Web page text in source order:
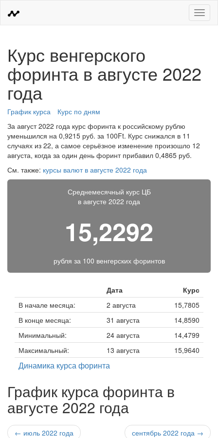
Меню
Курс венгерского
форинта в августе 2022
года
График курса
Курс по дням
За август 2022 года курс форинта к российскому рублю
уменьшился на 0,9215 руб. за 100Ft. Курс снижался в 11
случаях из 22, а самое серьёзное изменение произошло 12
августа, когда за один день форинт прибавил 0,4865 руб.
См. также: курсы валют в августе 2022 года
Среднемесячный курс ЦБ
в августе 2022 года
15,2292
рубля за 100 венгерских форинтов
Дата
Курс
В начале месяца:
2 августа
15,7805
В конце месяца:
31 августа
14,8590
Минимальный:
24 августа
14,4799
Максимальный:
13 августа 15,9640
Динамика курса форинта
График курса форинта в
августе 2022 года
← июль 2022 года сентябрь 2022 года →